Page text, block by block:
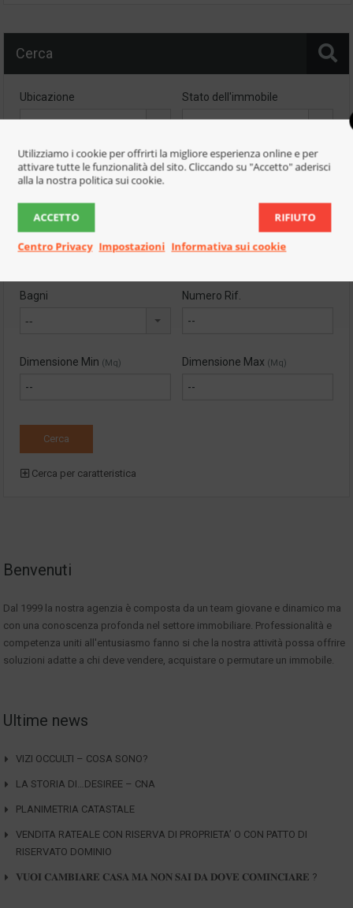
Cerca
Ubicazione
--
Stato dell'immobile
--
Tipologia Immobile
--
Prezzo Min
Prezzo Max
-- --
Bagni
--
Numero Rif.
Dimensione Min (Mq) Dimensione Max (Mq)
Cerca per caratteristica
Benvenuti
Dal 1999 la nostra agenzia è composta da un team giovane e dinamico ma
con una conoscenza profonda nel settore immobiliare. Professionalità e
competenza uniti all'entusiasmo fanno si che la nostra attività possa offrire
soluzioni adatte a chi deve vendere, acquistare o permutare un immobile.
Ultime news
VIZI OCCULTI – COSA SONO?
LA STORIA DI…DESIREE – CNA
PLANIMETRIA CATASTALE
VENDITA RATEALE CON RISERVA DI PROPRIETA’ O CON PATTO DI
RISERVATO DOMINIO
𝐕𝐔𝐎𝐈 𝐂𝐀𝐌𝐁𝐈𝐀𝐑𝐄 𝐂𝐀𝐒𝐀 𝐌𝐀 𝐍𝐎𝐍 𝐒𝐀𝐈 𝐃𝐀 𝐃𝐎𝐕𝐄 𝐂𝐎𝐌𝐈𝐍𝐂𝐈𝐀𝐑𝐄 ?
Utilizziamo i cookie per offrirti la migliore esperienza online e per
attivare tutte le funzionalità del sito. Cliccando su "Accetto" aderisci
alla la nostra politica sui cookie.
ACCETTO RIFIUTO
Centro Privacy Impostazioni Informativa sui cookie